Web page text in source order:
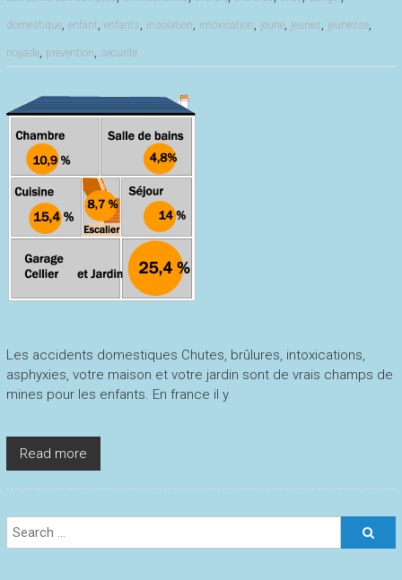
domestique, enfant, enfants, insolation, intoxication, jeune, jeunes, jeunesse,
noyade, prevention, securite
Les accidents domestiques Chutes, brûlures, intoxications,
asphyxies, votre maison et votre jardin sont de vrais champs de
mines pour les enfants. En france il y
Read more